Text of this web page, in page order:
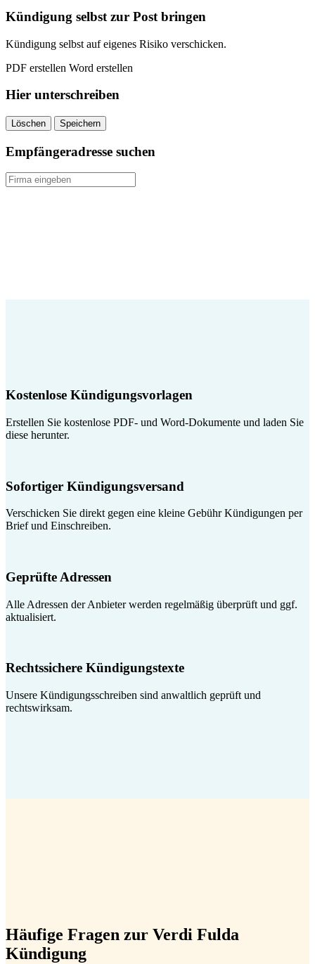
quantity
Kündigung selbst zur Post bringen
Kündigung selbst auf eigenes Risiko verschicken.
PDF erstellen Word erstellen
Hier unterschreiben
Löschen Speichern
Empfängeradresse suchen
Kostenlose Kündigungsvorlagen
Erstellen Sie kostenlose PDF- und Word-Dokumente und laden Sie
diese herunter.
Sofortiger Kündigungsversand
Verschicken Sie direkt gegen eine kleine Gebühr Kündigungen per
Brief und Einschreiben.
Geprüfte Adressen
Alle Adressen der Anbieter werden regelmäßig überprüft und ggf.
aktualisiert.
Rechtssichere Kündigungstexte
Unsere Kündigungsschreiben sind anwaltlich geprüft und
rechtswirksam.
Häufige Fragen zur Verdi Fulda
Kündigung